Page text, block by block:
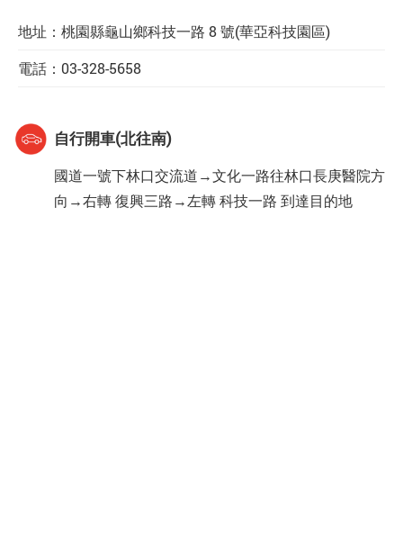
地址：桃園縣龜山鄉科技一路 8 號(華亞科技園區)
電話： 03-328-5658
自行開車(北往南)
國道一號下林口交流道→文化一路往林口長庚醫院方
向→右轉 復興三路→左轉 科技一路 到達目的地